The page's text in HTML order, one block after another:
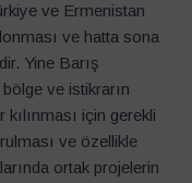
ve Ermenistan
ve hatta sona
Yine Barış
ve istikrarın
için gerekli
ve özellikle
ortak projelerin